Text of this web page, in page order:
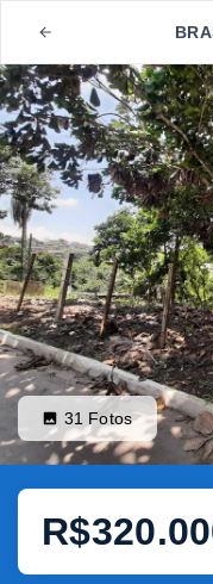
31 Fotos